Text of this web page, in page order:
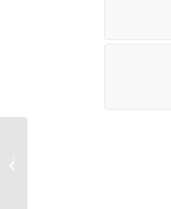
به